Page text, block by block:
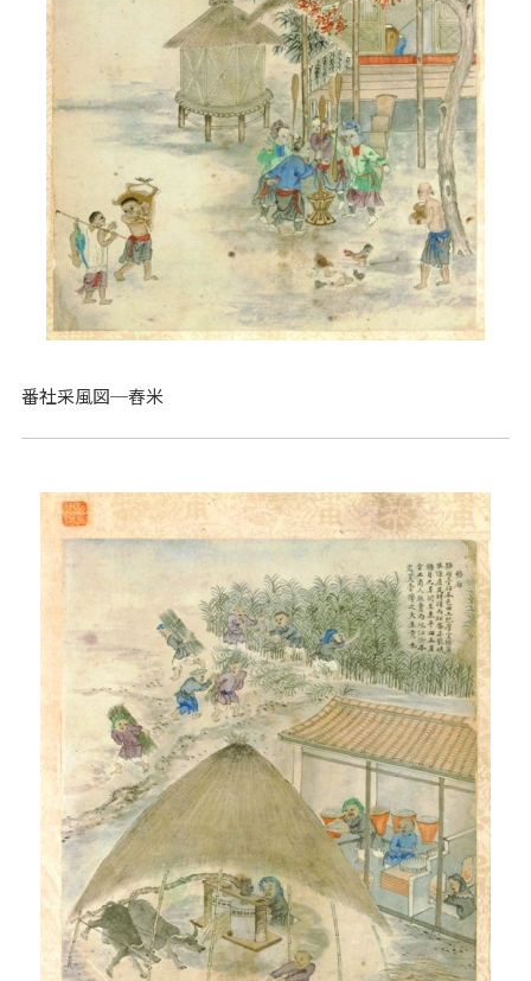
番社采風図─舂米